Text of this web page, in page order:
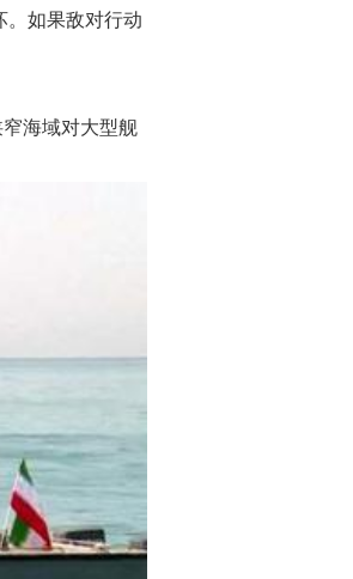
。如果敌对行动
海域对大型舰